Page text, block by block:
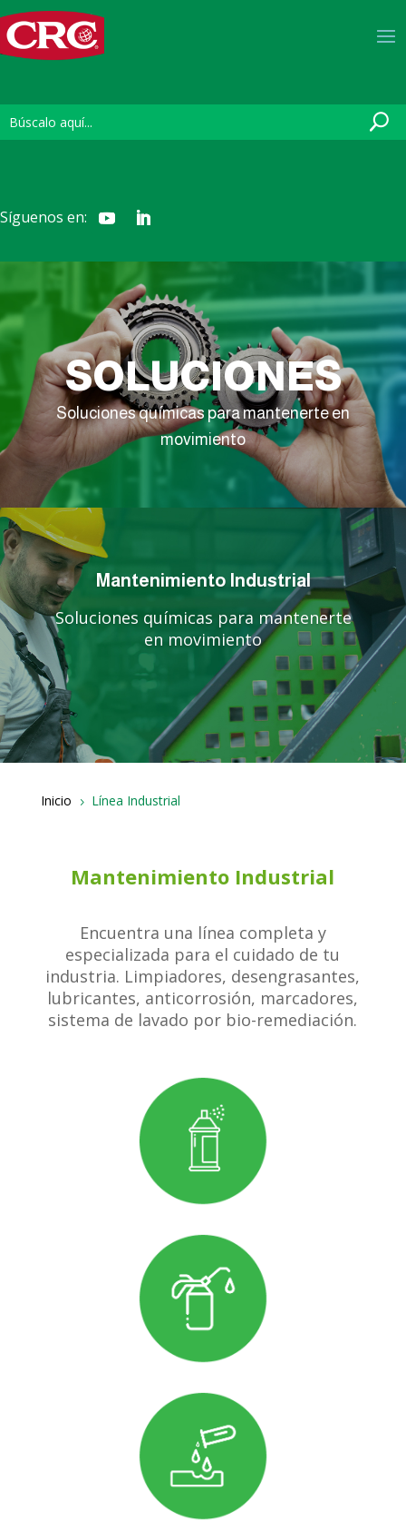
Síguenos en:
SOLUCIONES
Soluciones químicas para mantenerte en
movimiento
Mantenimiento Industrial
Soluciones químicas para mantenerte
en movimiento
Inicio 5 Línea Industrial
Mantenimiento Industrial
Encuentra una línea completa y
especializada para el cuidado de tu
industria. Limpiadores, desengrasantes,
lubricantes, anticorrosión, marcadores,
sistema de lavado por bio-remediación.